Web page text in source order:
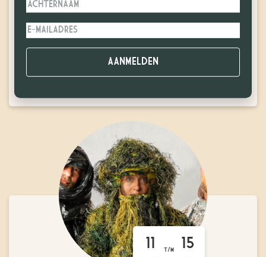
prijswinnende film: I Swear.
KOOP TICKETS
T/M 15